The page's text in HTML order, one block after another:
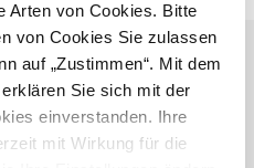
Arten von Cookies. Bitte
von Cookies Sie zulassen
auf „Zustimmen“. Mit dem
Sie sich mit der
einverstanden. Ihre
mit Wirkung für die